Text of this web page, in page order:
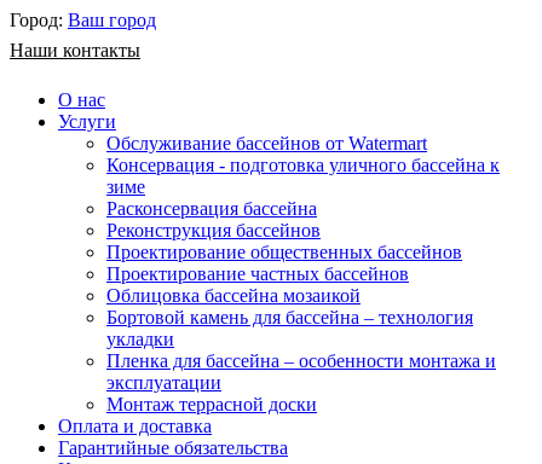
Город: Ваш город
Наши контакты
О нас
Услуги
Обслуживание бассейнов от Watermart
Консервация - подготовка уличного бассейна к
зиме
Расконсервация бассейна
Реконструкция бассейнов
Проектирование общественных бассейнов
Проектирование частных бассейнов
​Облицовка бассейна мозаикой
Бортовой камень для бассейна – технология
укладки
Пленка для бассейна – особенности монтажа и
эксплуатации
Монтаж террасной доски
Оплата и доставка
Гарантийные обязательства